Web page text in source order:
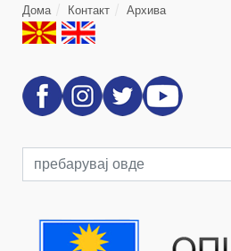
Дома Контакт Архива